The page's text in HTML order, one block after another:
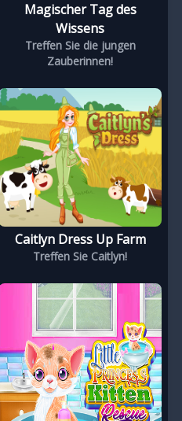
Magischer Tag des
Wissens
Treffen Sie die jungen
Zauberinnen!
Caitlyn Dress Up Farm
Treffen Sie Caitlyn!